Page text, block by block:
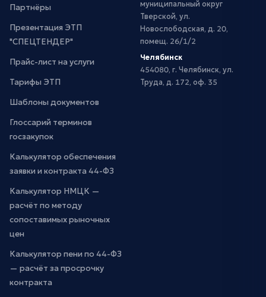
Партнёры
Презентация ЭТП
"СПЕЦТЕНДЕР"
Прайс-лист на услуги
Тарифы ЭТП
Шаблоны документов
Глоссарий терминов
госзакупок
Калькулятор обеспечения
заявки и контракта 44-ФЗ
Калькулятор НМЦК —
расчёт по методу
сопоставимых рыночных
цен
Калькулятор пени по 44-ФЗ
— расчёт за просрочку
контракта
муниципальный округ
Тверской, ул.
Новослободская, д. 20,
помещ. 26/1/2
Челябинск
454080, г. Челябинск, ул.
Труда, д. 172, оф. 35